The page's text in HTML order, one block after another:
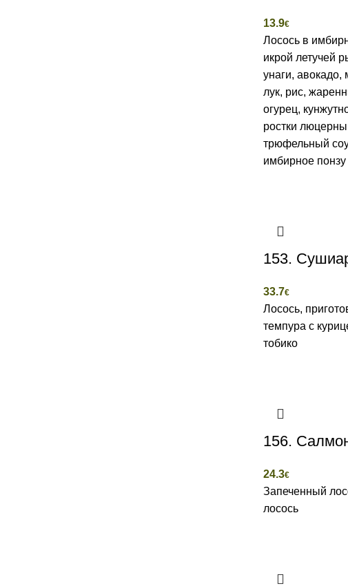
13.9€
Лосось в
икрой летучей
унаги, авокадо,
лук, рис,
огурец,
ростки
трюфельный
имбирное понзу
153.
33.7€
Лосось,
темпура с
тобико
156.
24.3€
Запеченный
лосось